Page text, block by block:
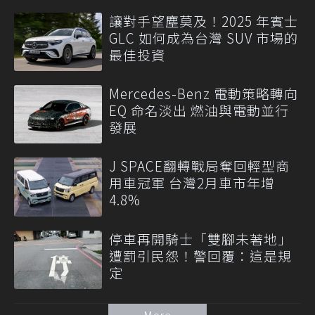
讓對手望塵莫及！2025 年賓士
GLC 如何成為台灣 SUV 市場的
最佳投資
Mercedes-Benz 電動策略轉向
EQ 命名淡出 燃油與電動並行
發展
J SPACE翻轉戰局奪回輕型商
用車冠軍 台灣2月車市年增
4.8%
停車再開騎士「雙腳未著地」
遭罰引民怨！警回覆：這是規
定